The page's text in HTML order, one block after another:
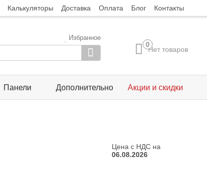
Калькуляторы Доставка Оплата Блог Контакты
Избранное
0
Нет товаров
Панели Дополнительно Акции и скидки
Цена с НДС на
06.08.2026